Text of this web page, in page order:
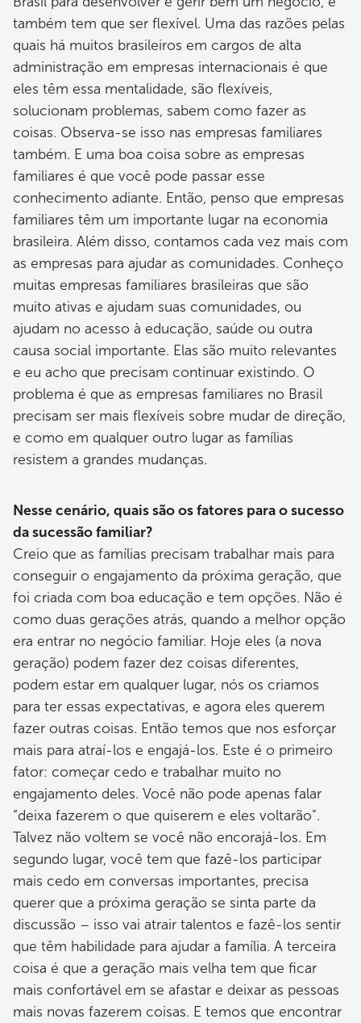
também tem que ser flexível. Uma das razões pelas
quais há muitos brasileiros em cargos de alta
administração em empresas internacionais é que
eles têm essa mentalidade, são flexíveis,
solucionam problemas, sabem como fazer as
coisas. Observa-se isso nas empresas familiares
também. E uma boa coisa sobre as empresas
familiares é que você pode passar esse
conhecimento adiante. Então, penso que empresas
familiares têm um importante lugar na economia
brasileira. Além disso, contamos cada vez mais com
as empresas para ajudar as comunidades. Conheço
muitas empresas familiares brasileiras que são
muito ativas e ajudam suas comunidades, ou
ajudam no acesso à educação, saúde ou outra
causa social importante. Elas são muito relevantes
e eu acho que precisam continuar existindo. O
problema é que as empresas familiares no Brasil
precisam ser mais flexíveis sobre mudar de direção,
e como em qualquer outro lugar as famílias
resistem a grandes mudanças.
Nesse cenário, quais são os fatores para o sucesso
da sucessão familiar?
Creio que as famílias precisam trabalhar mais para
conseguir o engajamento da próxima geração, que
foi criada com boa educação e tem opções. Não é
como duas gerações atrás, quando a melhor opção
era entrar no negócio familiar. Hoje eles (a nova
geração) podem fazer dez coisas diferentes,
podem estar em qualquer lugar, nós os criamos
para ter essas expectativas, e agora eles querem
fazer outras coisas. Então temos que nos esforçar
mais para atraí-los e engajá-los. Este é o primeiro
fator: começar cedo e trabalhar muito no
engajamento deles. Você não pode apenas falar
“deixa fazerem o que quiserem e eles voltarão”.
Talvez não voltem se você não encorajá-los. Em
segundo lugar, você tem que fazê-los participar
mais cedo em conversas importantes, precisa
querer que a próxima geração se sinta parte da
discussão – isso vai atrair talentos e fazê-los sentir
que têm habilidade para ajudar a família. A terceira
coisa é que a geração mais velha tem que ficar
mais confortável em se afastar e deixar as pessoas
mais novas fazerem coisas. E temos que encontrar